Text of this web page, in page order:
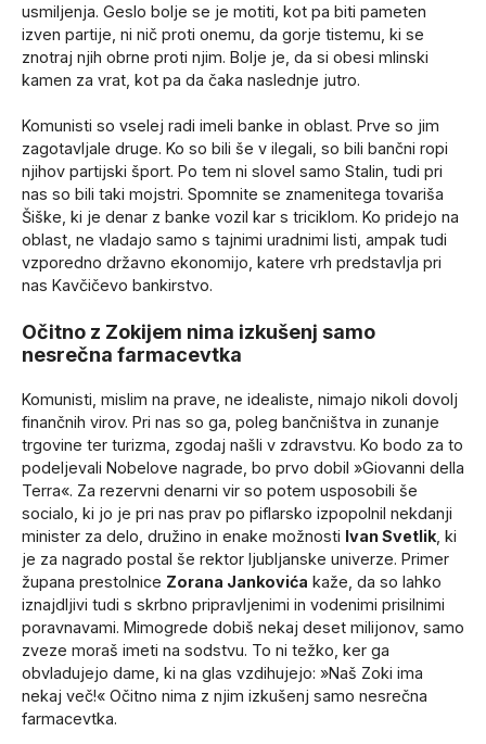
usmiljenja. Geslo bolje se je motiti, kot pa biti pameten
izven partije, ni nič proti onemu, da gorje tistemu, ki se
znotraj njih obrne proti njim. Bolje je, da si obesi mlinski
kamen za vrat, kot pa da čaka naslednje jutro.
Komunisti so vselej radi imeli banke in oblast. Prve so jim
zagotavljale druge. Ko so bili še v ilegali, so bili bančni ropi
njihov partijski šport. Po tem ni slovel samo Stalin, tudi pri
nas so bili taki mojstri. Spomnite se znamenitega tovariša
Šiške, ki je denar z banke vozil kar s triciklom. Ko pridejo na
oblast, ne vladajo samo s tajnimi uradnimi listi, ampak tudi
vzporedno državno ekonomijo, katere vrh predstavlja pri
nas Kavčičevo bankirstvo.
Očitno z Zokijem nima izkušenj samo
nesrečna farmacevtka
Komunisti, mislim na prave, ne idealiste, nimajo nikoli dovolj
finančnih virov. Pri nas so ga, poleg bančništva in zunanje
trgovine ter turizma, zgodaj našli v zdravstvu. Ko bodo za to
podeljevali Nobelove nagrade, bo prvo dobil »Giovanni della
Terra«. Za rezervni denarni vir so potem usposobili še
socialo, ki jo je pri nas prav po piflarsko izpopolnil nekdanji
minister za delo, družino in enake možnosti Ivan Svetlik , ki
je za nagrado postal še rektor ljubljanske univerze. Primer
župana prestolnice Zorana Jankovića kaže, da so lahko
iznajdljivi tudi s skrbno pripravljenimi in vodenimi prisilnimi
poravnavami. Mimogrede dobiš nekaj deset milijonov, samo
zveze moraš imeti na sodstvu. To ni težko, ker ga
obvladujejo dame, ki na glas vzdihujejo: »Naš Zoki ima
nekaj več!« Očitno nima z njim izkušenj samo nesrečna
farmacevtka.